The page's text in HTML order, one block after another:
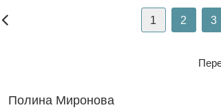
1 2 3
Полина Миронова